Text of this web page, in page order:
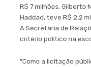
R$ 7 milhões. Gilberto
Haddad, teve R$ 2,2
A Secretaria de
critério político na
"Como a licitação